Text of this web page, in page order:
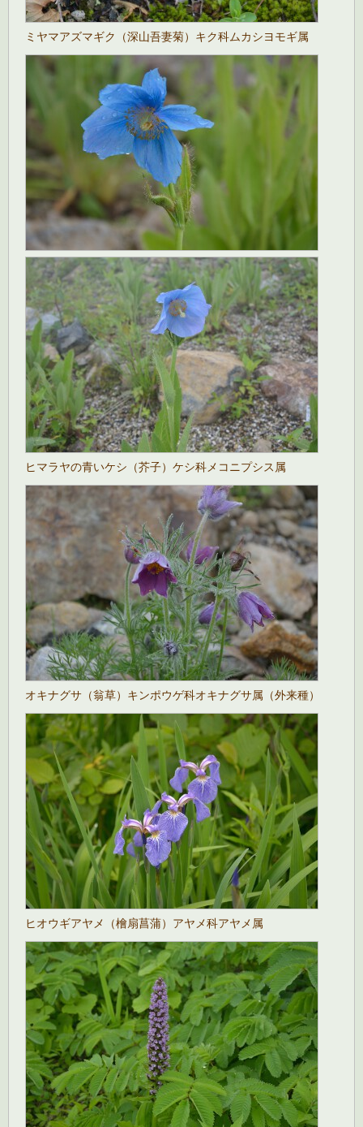
ミヤマアズマギク（深山吾妻菊）キク科ムカシヨモギ属
ヒマラヤの青いケシ（芥子）ケシ科メコニプシス属
オキナグサ（翁草）キンポウゲ科オキナグサ属（外来種）
ヒオウギアヤメ（檜扇菖蒲）アヤメ科アヤメ属